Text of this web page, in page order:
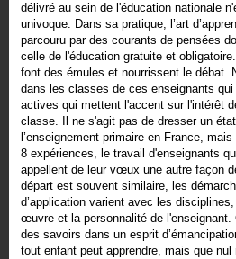
délivré au sein de l'éducation nationale
univoque. Dans sa pratique, l’art
parcouru par des courants de pensées
celle de l'éducation gratuite et
font des émules et nourrissent le débat.
dans les classes de ces enseignants
actives qui mettent l'accent sur l'intérêt
classe. Il ne s'agit pas de dresser un
l’enseignement primaire en France,
8 expériences, le travail d'enseignants
appellent de leur vœux une autre façon
départ est souvent similaire, les
d’application varient avec les
œuvre et la personnalité de l'enseignant.
des savoirs dans un esprit
tout enfant peut apprendre, mais que nul